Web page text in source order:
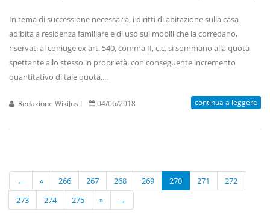
In tema di successione necessaria, i diritti di abitazione sulla casa
adibita a residenza familiare e di uso sui mobili che la corredano,
riservati al coniuge ex art. 540, comma II, c.c. si sommano alla quota
spettante allo stesso in proprietà, con conseguente incremento
quantitativo di tale quota,...
Redazione WikiJus I 04/06/2018 continua a leggere
← « 266 267 268 269 270 271
272
273
274 275 » →